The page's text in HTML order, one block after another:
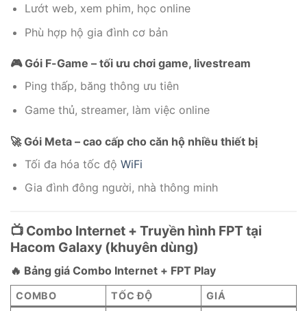
Lướt web, xem phim, học online
Phù hợp hộ gia đình cơ bản
🎮 Gói F-Game – tối ưu chơi game, livestream
Ping thấp, băng thông ưu tiên
Game thủ, streamer, làm việc online
🚀 Gói Meta – cao cấp cho căn hộ nhiều thiết bị
Tối đa hóa tốc độ WiFi
Gia đình đông người, nhà thông minh
📺 Combo Internet + Truyền hình FPT tại
Hacom Galaxy (khuyên dùng)
🔥 Bảng giá Combo Internet + FPT Play
COMBO TỐC ĐỘ
GIÁ